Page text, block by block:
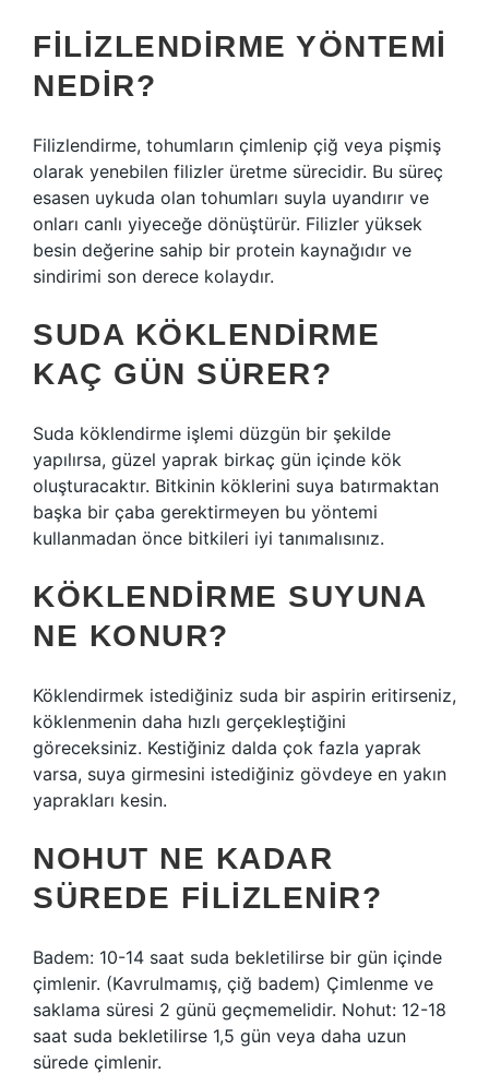
FILIZLENDIRME YÖNTEMI
NEDIR?
Filizlendirme, tohumların çimlenip çiğ veya pişmiş
olarak yenebilen filizler üretme sürecidir. Bu süreç
esasen uykuda olan tohumları suyla uyandırır ve
onları canlı yiyeceğe dönüştürür. Filizler yüksek
besin değerine sahip bir protein kaynağıdır ve
sindirimi son derece kolaydır.
SUDA KÖKLENDIRME
KAÇ GÜN SÜRER?
Suda köklendirme işlemi düzgün bir şekilde
yapılırsa, güzel yaprak birkaç gün içinde kök
oluşturacaktır. Bitkinin köklerini suya batırmaktan
başka bir çaba gerektirmeyen bu yöntemi
kullanmadan önce bitkileri iyi tanımalısınız.
KÖKLENDIRME SUYUNA
NE KONUR?
Köklendirmek istediğiniz suda bir aspirin eritirseniz,
köklenmenin daha hızlı gerçekleştiğini
göreceksiniz. Kestiğiniz dalda çok fazla yaprak
varsa, suya girmesini istediğiniz gövdeye en yakın
yaprakları kesin.
NOHUT NE KADAR
SÜREDE FILIZLENIR?
Badem: 10-14 saat suda bekletilirse bir gün içinde
çimlenir. (Kavrulmamış, çiğ badem) Çimlenme ve
saklama süresi 2 günü geçmemelidir. Nohut: 12-18
saat suda bekletilirse 1,5 gün veya daha uzun
sürede çimlenir.